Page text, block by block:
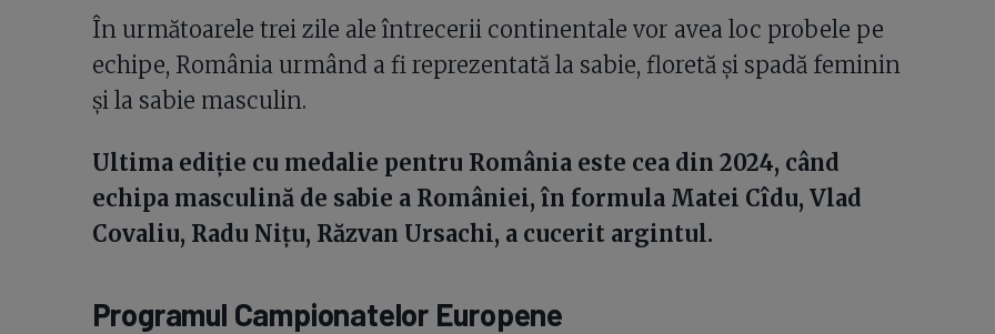
În următoarele trei zile ale întrecerii continentale vor avea loc probele pe
echipe, România urmând a fi reprezentată la sabie, floretă și spadă feminin
și la sabie masculin.
Ultima ediție cu medalie pentru România este cea din 2024, când
echipa masculină de sabie a României, în formula Matei Cîdu, Vlad
Covaliu, Radu Nițu, Răzvan Ursachi, a cucerit argintul.
Programul Campionatelor Europene